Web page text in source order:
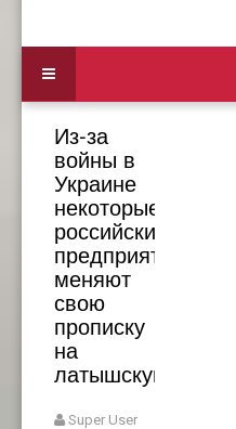
Из-за
войны в
Украине
некоторые
российские
предприятия
меняют
свою
прописку
на
латышскую
Super User